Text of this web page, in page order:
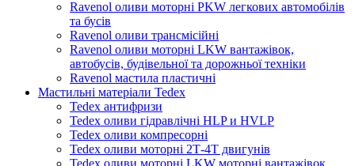
Ravenol оливи моторні PKW легкових автомобілів
та бусів
Ravenol оливи трансмісійні
Ravenol оливи моторні LKW вантажівок,
автобусів, будівельної та дорожньої техніки
Ravenol мастила пластичні
Мастильні матеріали Tedex
Tedex антифризи
Tedex оливи гідравлічні HLP и HVLP
Tedex оливи компресорні
Tedex оливи моторні 2Т-4Т двигунів
Tedex оливи моторні LKW моторні вантажівок,